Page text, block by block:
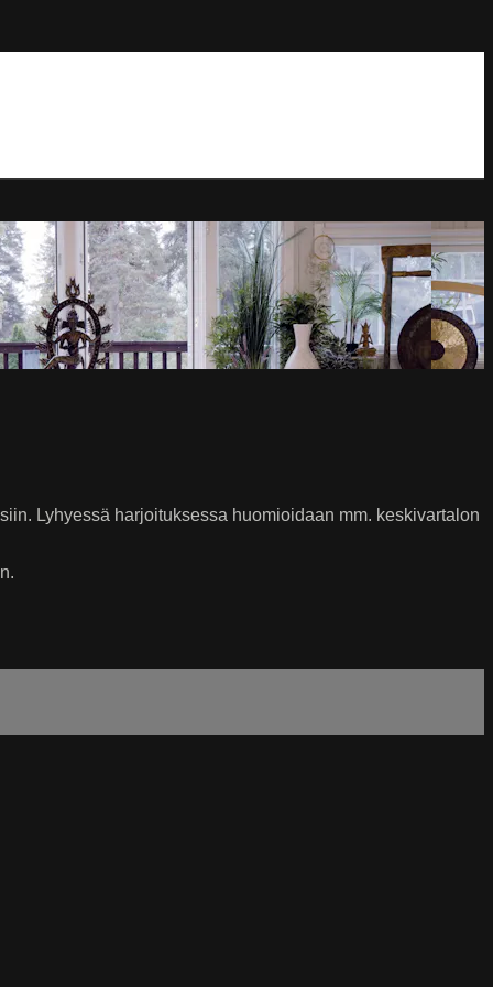
Lyhyessä harjoituksessa huomioidaan mm. keskivartalon